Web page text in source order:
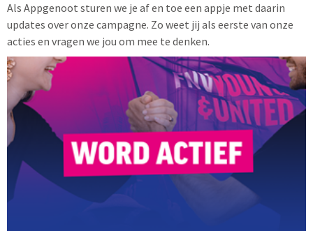
Als Appgenoot sturen we je af en toe een appje met daarin
updates over onze campagne. Zo weet jij als eerste van onze
acties en vragen we jou om mee te denken.